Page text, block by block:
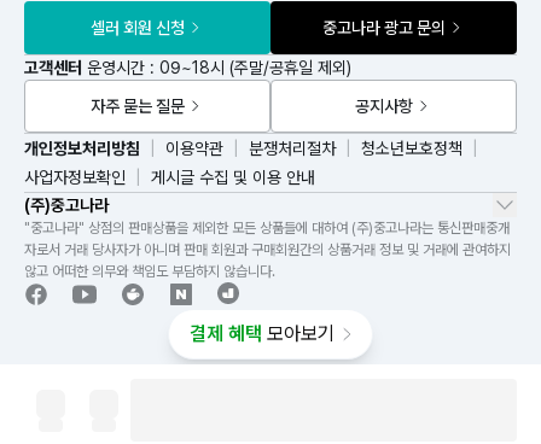
결제 혜택 모아보기
셀러 회원 신청
중고나라 광고 문의
고객센터 운영시간 : 09~18시 (주말/공휴일 제외)
자주 묻는 질문
공지사항
(주)중고나라
개인정보처리방침 이용약관 분쟁처리절차
청소년보호정책
사업자정보확인
게시글 수집 및 이용 안내
"중고나라" 상점의 판매상품을 제외한 모든 상품들에 대하여 (주)중고나라는 통신판매중개
자로서 거래 당사자가 아니며 판매 회원과 구매회원간의 상품거래 정보 및 거래에 관여하지
않고 어떠한 의무와 책임도 부담하지 않습니다.